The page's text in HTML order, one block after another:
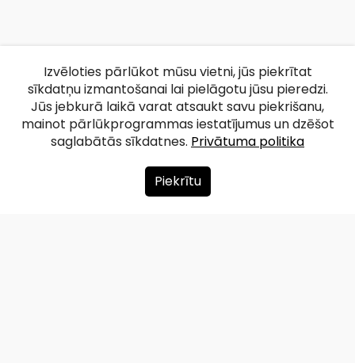
Par mums
Izvēloties pārlūkot mūsu vietni, jūs piekrītat
sīkdatņu izmantošanai lai pielāgotu jūsu pieredzi.
Jūs jebkurā laikā varat atsaukt savu piekrišanu,
mainot pārlūkprogrammas iestatījumus un dzēšot
saglabātās sīkdatnes. Privātuma politika
Piekrītu